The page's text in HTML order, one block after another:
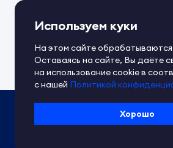
О компании
О сервисе
Документы IPEX
Контакты Обратная
Политика IPEX по обработке ПД
Условия использования платформы
Используем куки
На этом сайте
Оставаясь на сайте, Вы даёте
на использование cookie в
с нашей Политикой
Хорошо